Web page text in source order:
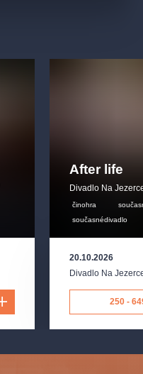
After life
Divadlo Na
činohra
současnédivadlo
20.10.2026
Divadlo Na
250 -